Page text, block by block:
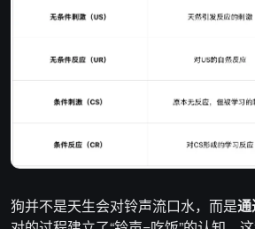
狗并不是天生会对铃声流口水，而是通